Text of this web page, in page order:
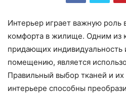
Интерьер играет важную роль
комфорта в жилище. Одним из
придающих индивидуальность
помещению, является
Правильный выбор тканей и
интерьере способны